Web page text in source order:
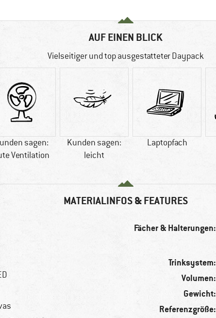
AUF EINEN BLICK
Vielseitiger und top ausgestatteter Daypack
sagen:
Ventilation
Kunden sagen:
leicht
Laptopfach
MATERIALINFOS & FEATURES
Fächer & Halterungen:
Trinksystem:
Volumen:
Gewicht:
Referenzgröße: